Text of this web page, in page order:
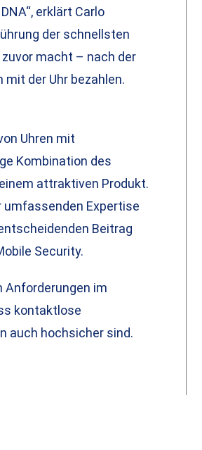
erklärt Carlo
der schnellsten
macht – nach der
der Uhr bezahlen.
Uhren mit
Kombination des
attraktiven Produkt.
umfassenden Expertise
Beitrag
Security.
Anforderungen im
kontaktlose
auch hochsicher sind.